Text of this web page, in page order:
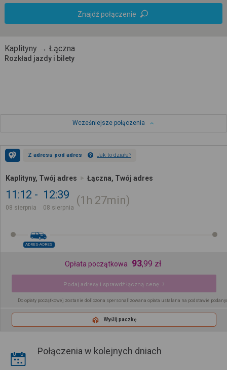
Znajdź połączenie
Kaplityny → Łączna
Rozkład jazdy i bilety
Wcześniejsze połączenia
Z adresu pod adres Jak to działa?
Kaplityny, Twój adres Łączna, Twój adres
11:12
08 sierpnia
12:39
08 sierpnia
1h 27min
ADRES-ADRES
Opłata początkowa 93,99 zł
Podaj adresy i sprawdź łączną cenę
Do opłaty początkowej zostanie doliczona spersonalizowana opłata ustalana na podstawie
Wyślij paczkę
Połączenia w kolejnych dniach